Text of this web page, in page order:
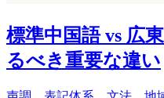
標準中国語 vs 広
るべき重要な違い